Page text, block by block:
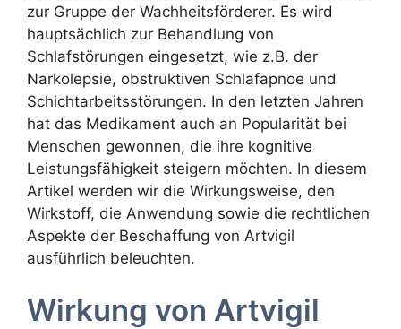
zur Gruppe der Wachheitsförderer. Es wird
hauptsächlich zur Behandlung von
Schlafstörungen eingesetzt, wie z.B. der
Narkolepsie, obstruktiven Schlafapnoe und
Schichtarbeitsstörungen. In den letzten Jahren
hat das Medikament auch an Popularität bei
Menschen gewonnen, die ihre kognitive
Leistungsfähigkeit steigern möchten. In diesem
Artikel werden wir die Wirkungsweise, den
Wirkstoff, die Anwendung sowie die rechtlichen
Aspekte der Beschaffung von Artvigil
ausführlich beleuchten.
Wirkung von Artvigil